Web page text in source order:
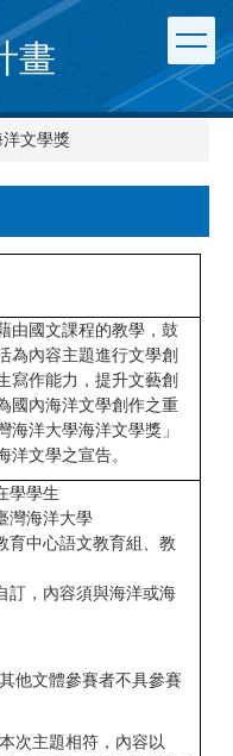
畫
洋文學獎
由國文課程的教學，鼓
為內容主題進行文學創
寫作能力，提升文藝創
國內海洋文學創作之重
海洋大學海洋文學獎」
洋文學之宣告。
學學生
灣海洋大學
育中心語文教育組、教
訂，內容須與海洋或海
他文體參賽者不具參賽
次主題相符，內容以